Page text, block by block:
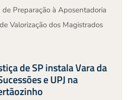
Preparação à Aposentadoria
Valorização dos Magistrados
de SP instala Vara da
e UPJ na